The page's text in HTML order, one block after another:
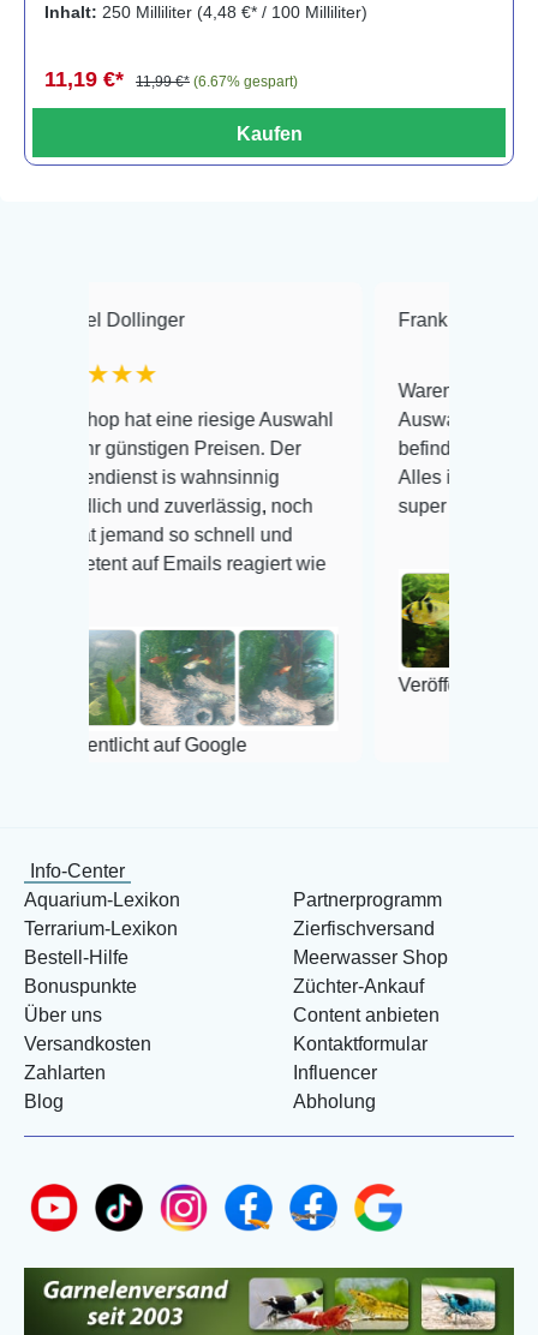
Inhalt: 250 Milliliter (4,48 €* / 100 Milliliter)
11,19 €* 11,99 €* (6.67% gespart)
Kaufen
hat eine riesige Auswahl
Preisen. Der
is wahnsinnig
und zuverlässig, noch
so schnell und
auf Emails reagiert wie
auf Google
Frank Hackmayer
Warenanlieferung Top und
Auswahl plus
befinden der Fische
Alles ist quick lebendig und
super Zustand. Gerne
Veröffentlicht auf Google
Info-Center
Aquarium-Lexikon
Terrarium-Lexikon
Bestell-Hilfe
Bonuspunkte
Über uns
Versandkosten
Zahlarten
Blog
Partnerprogramm
Zierfischversand
Meerwasser Shop
Züchter-Ankauf
Content anbieten
Kontaktformular
Influencer
Abholung